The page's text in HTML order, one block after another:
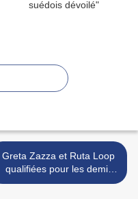
Greta Zazza et Ruta Loop
qualifiées pour les demi-
finales lituaniennes >